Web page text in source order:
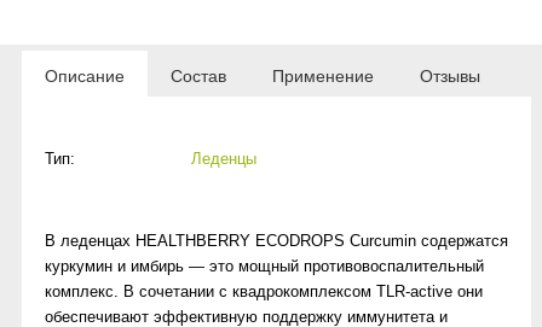
Описание Состав Применение Отзывы
Тип: Леденцы
В леденцах HEALTHBERRY ECODROPS Curcumin содержатся
куркумин и имбирь — это мощный противовоспалительный
комплекс. В сочетании с квадрокомплексом TLR-active они
обеспечивают эффективную поддержку иммунитета и